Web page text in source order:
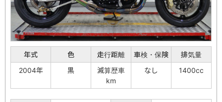
年式 色 走行距離 車検・保険
排気量
2004年
黒
減算歴車
km
なし 1400cc